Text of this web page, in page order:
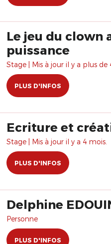
Le jeu du clown
puissance
Stage | Mis à jour il y a plus de
PLUS D'INFOS
Ecriture et
Stage | Mis à jour il y a 4 mois.
PLUS D'INFOS
Delphine
Personne
PLUS D'INFOS